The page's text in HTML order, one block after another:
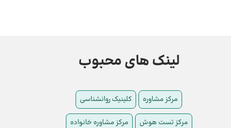
لینک های محبوب
مرکز مشاوره کلینیک روانشناسی
مرکز تست هوش مرکز مشاوره خانواده